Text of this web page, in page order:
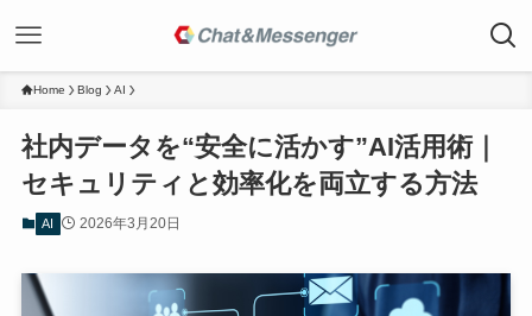
Home Blog AI
社内データを“安全に活かす”AI活用術｜
セキュリティと効率化を両立する方法
AI 2026年3月20日